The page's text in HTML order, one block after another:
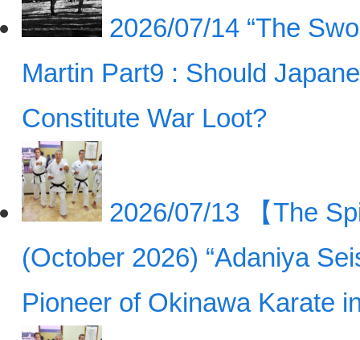
2026/07/14 “The
Martin Part9 : Should
Constitute War Loot?
2026/07/13 【The
(October 2026) “Adaniya
Pioneer of Okinawa Karate